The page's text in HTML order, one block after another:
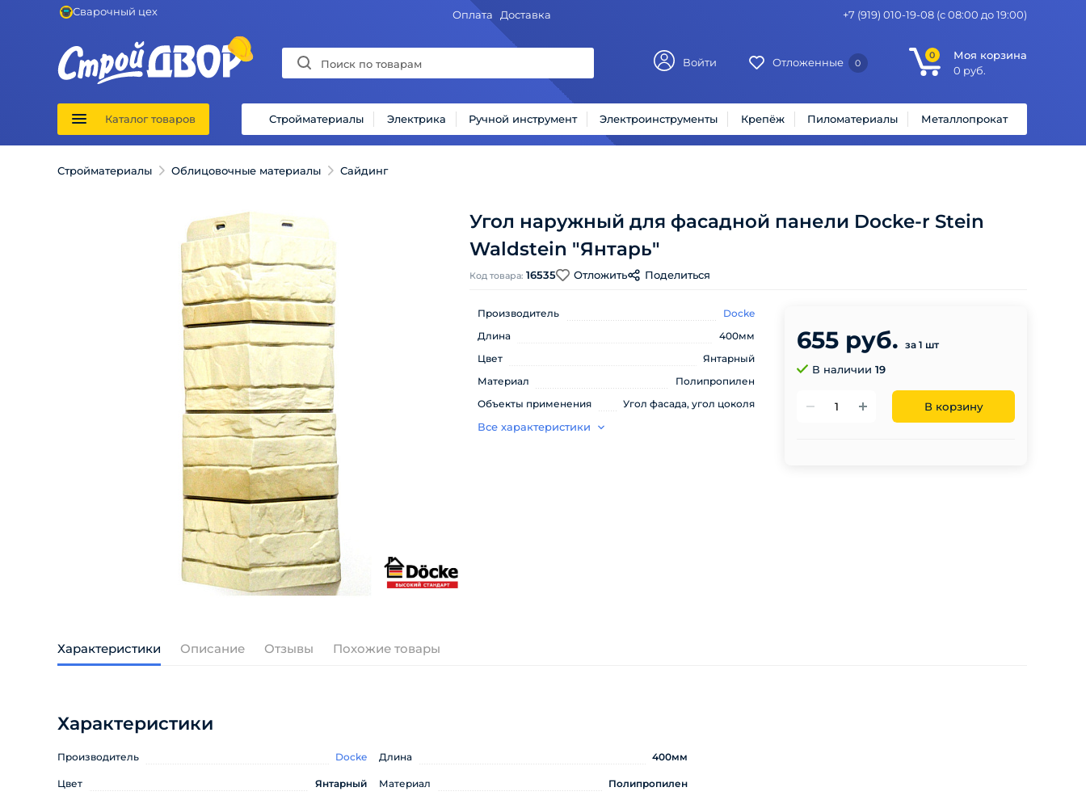
Сварочный цех Оплата Доставка +7 (919) 010-19-08 (с 08:00 до 19:00)
Войти Отложенные 0
0
Моя корзина
0 руб.
Каталог товаров Стройматериалы Электрика Ручной инструмент Электроинструменты Крепёж Пиломатериалы Металлопрокат
Стройматериалы Облицовочные материалы Сайдинг
Угол наружный для фасадной панели Docke-r Stein
Waldstein "Янтарь"
Код товара: 16535 Отложить Поделиться
Производитель
Docke
Длина
400мм
Цвет
Янтарный
Материал
Полипропилен
Объекты применения
Угол фасада, угол цоколя
Все характеристики
655 руб. за 1 шт
В наличии 19
В корзину
Характеристики Описание Отзывы Похожие товары
Характеристики
Производитель Docke Длина 400мм
Цвет Янтарный Материал Полипропилен